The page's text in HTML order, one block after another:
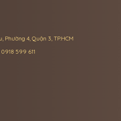
4, Quận 3, TP.HCM
599 611